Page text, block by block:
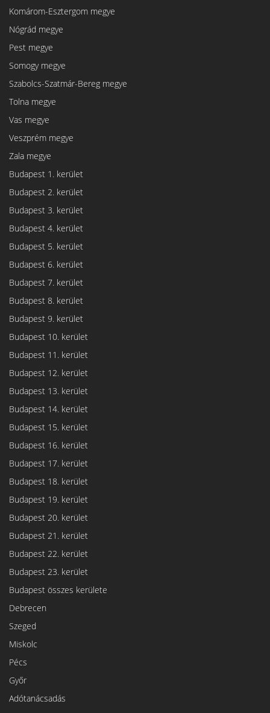
Komárom-Esztergom megye
Nógrád megye
Pest megye
Somogy megye
Szabolcs-Szatmár-Bereg megye
Tolna megye
Vas megye
Veszprém megye
Zala megye
Budapest 1. kerület
Budapest 2. kerület
Budapest 3. kerület
Budapest 4. kerület
Budapest 5. kerület
Budapest 6. kerület
Budapest 7. kerület
Budapest 8. kerület
Budapest 9. kerület
Budapest 10. kerület
Budapest 11. kerület
Budapest 12. kerület
Budapest 13. kerület
Budapest 14. kerület
Budapest 15. kerület
Budapest 16. kerület
Budapest 17. kerület
Budapest 18. kerület
Budapest 19. kerület
Budapest 20. kerület
Budapest 21. kerület
Budapest 22. kerület
Budapest 23. kerület
Budapest összes kerülete
Debrecen
Szeged
Miskolc
Pécs
Győr
Adótanácsadás